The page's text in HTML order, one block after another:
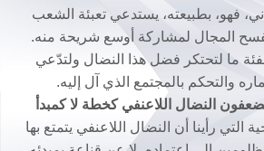
فهو، بطبيعته، يستدعي تعبئة الشعب
يفسح المجال لمشاركة أوسع شريحة منه.
لفئة ما لتحتكر فضل هذا النضال ولتدّعي
والتحكم بالمجتمع الذي آل إليه.
النضال اللاعنفي كخطة لا كمبدأ
التي رأينا أن النضال اللاعنفي يتمتع بها